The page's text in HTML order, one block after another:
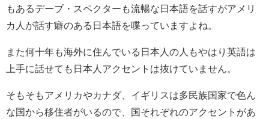
もあるデーブ・スペクターも流暢な日本語を話すがアメリ
カ人が話す癖のある日本語を喋っていますよね。
また何十年も海外に住んでいる日本人の人もやはり英語は
上手に話せても日本人アクセントは抜けていません。
そもそもアメリカやカナダ、イギリスは多民族国家で色ん
な国から移住者がいるので、国それぞれのアクセントがあ